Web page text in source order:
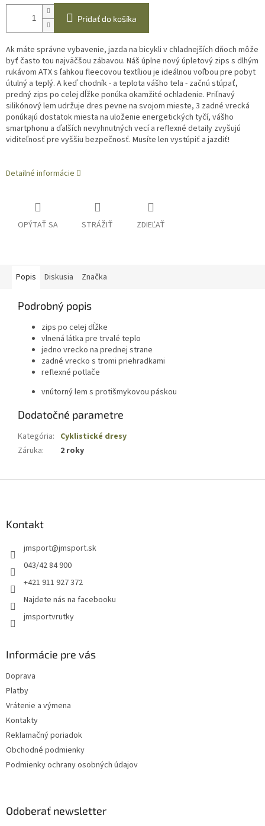
Pridať do košíka
Ak máte správne vybavenie, jazda na bicykli v chladnejších dňoch môže
byť často tou najväčšou zábavou. Náš úplne nový úpletový zips s dlhým
rukávom ATX s ľahkou fleecovou textíliou je ideálnou voľbou pre pobyt
útulný a teplý. A keď chodník - a teplota vášho tela - začnú stúpať,
predný zips po celej dĺžke ponúka okamžité ochladenie. Priľnavý
silikónový lem udržuje dres pevne na svojom mieste, 3 zadné vrecká
ponúkajú dostatok miesta na uloženie energetických tyčí, vášho
smartphonu a ďalších nevyhnutných vecí a reflexné detaily zvyšujú
viditeľnosť pre vyššiu bezpečnosť. Musíte len vystúpiť a jazdiť!
Detailné informácie
OPÝTAŤ SA STRÁŽIŤ ZDIEĽAŤ
Popis Diskusia Značka
Podrobný popis
zips po celej dĺžke
vlnená látka pre trvalé teplo
jedno vrecko na prednej strane
zadné vrecko s tromi priehradkami
reflexné potlače
vnútorný lem s protišmykovou páskou
Dodatočné parametre
Kategória: Cyklistické dresy
Záruka: 2 roky
Kontakt
jmsport@jmsport.sk
043/42 84 900
+421 911 927 372
Najdete nás na facebooku
jmsportvrutky
Informácie pre vás
Doprava
Platby
Vrátenie a výmena
Kontakty
Reklamačný poriadok
Obchodné podmienky
Podmienky ochrany osobných údajov
Odoberať newsletter